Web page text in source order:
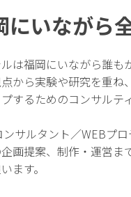
にいながら
は福岡にいながら誰も
から実験や研究を重ね
するためのコンサルテ
ンサルタント／WEBプ
画提案、制作・運営
ます。